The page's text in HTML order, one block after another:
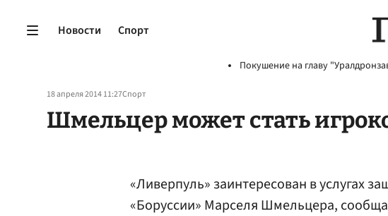
Новости Спорт
Покушение на главу
18 апреля 2014 11:27Спорт
Шмельцер может стать
«Ливерпуль» заинтересован в услугах
«Боруссии» Марселя Шмельцера,